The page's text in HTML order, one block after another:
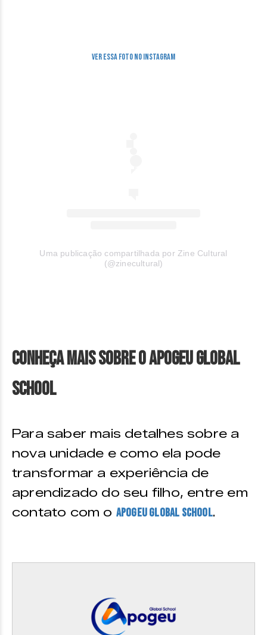
Ver essa foto no Instagram
Uma publicação compartilhada por Zine Cultural
(@zinecultural)
Conheça Mais Sobre o Apogeu Global
School
Para saber mais detalhes sobre a
nova unidade e como ela pode
transformar a experiência de
aprendizado do seu filho, entre em
contato com o Apogeu Global School.